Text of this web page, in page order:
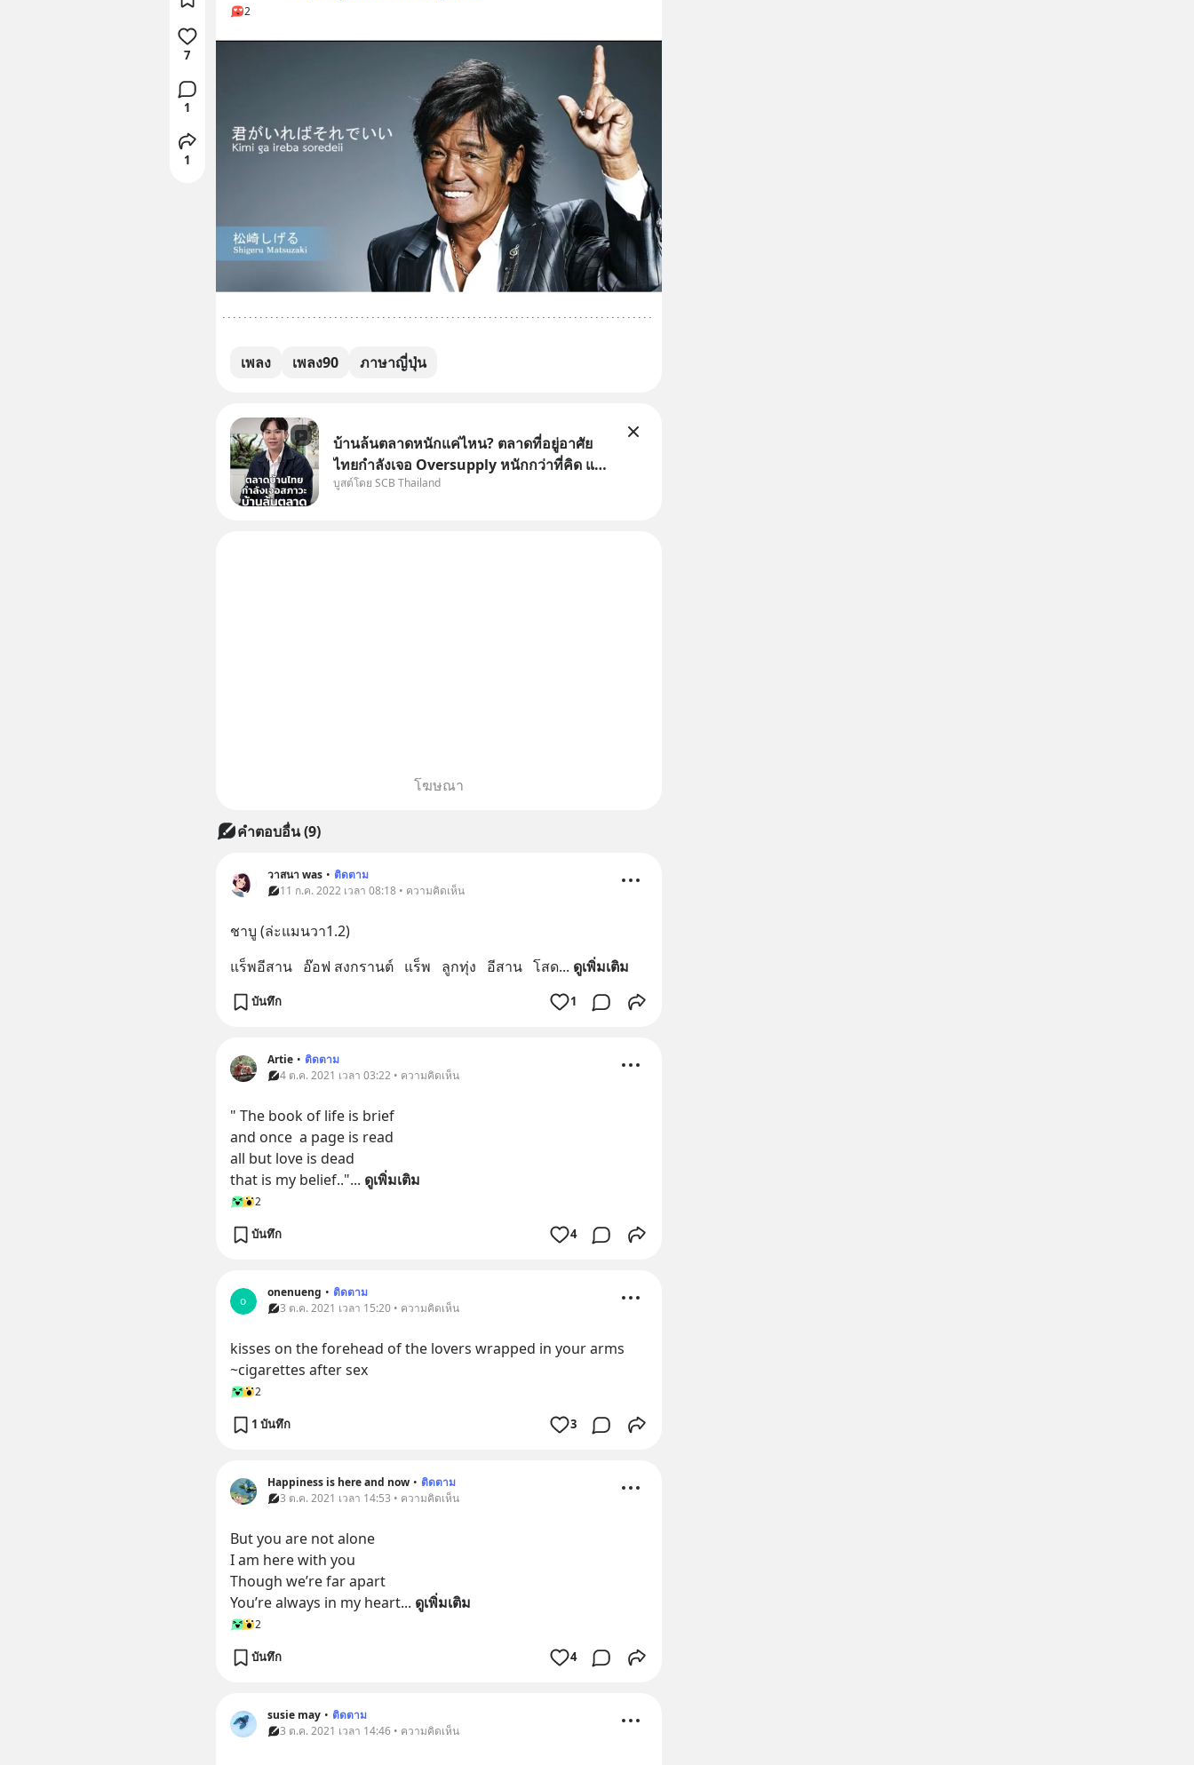
2
เพลง เพลง90 ภาษาญี่ปุ่น
7
1
1
บ้านล้นตลาดหนักแค่ไหน? ตลาดที่อยู่อาศัย
ไทยกำลังเจอ Oversupply หนักกว่าที่คิด และ
ปัญหานี้อาจไม่ได้จบแค่เรื่องเศรษฐกิจ
บูสต์โดย SCB Thailand
โฆษณา
คำตอบอื่น(9)
วาสนา was • ติดตาม
11 ก.ค. 2022 เวลา 08:18 • ความคิดเห็น
ชาบู (ล่ะแมนวา1.2)
แร็พอีสาน   อ๊อฟ สงกรานต์   แร็พ   ลูกทุ่ง   อีสาน   โสด... ดูเพิ่มเติม
บันทึก 1
Artie • ติดตาม
4 ต.ค. 2021 เวลา 03:22 • ความคิดเห็น
" The book of life is brief
and once  a page is read
all but love is dead
that is my belief.."... ดูเพิ่มเติม
2
บันทึก 4
o
onenueng • ติดตาม
3 ต.ค. 2021 เวลา 15:20 • ความคิดเห็น
kisses on the forehead of the lovers wrapped in your arms
~cigarettes after sex
2
1 บันทึก 3
Happiness is here and now • ติดตาม
3 ต.ค. 2021 เวลา 14:53 • ความคิดเห็น
But you are not alone
I am here with you
Though we’re far apart
You’re always in my heart... ดูเพิ่มเติม
2
บันทึก 4
susie may • ติดตาม
3 ต.ค. 2021 เวลา 14:46 • ความคิดเห็น